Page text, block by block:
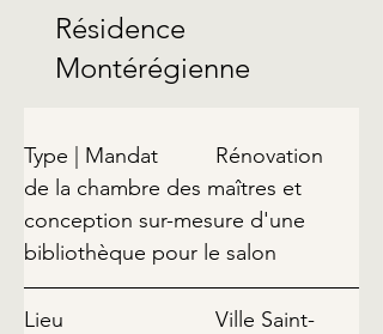
Résidence
Montérégienne
Type | Mandat		Rénovation
de la chambre des maîtres et
conception sur-mesure d'une
bibliothèque pour le salon
Lieu				Ville Saint-